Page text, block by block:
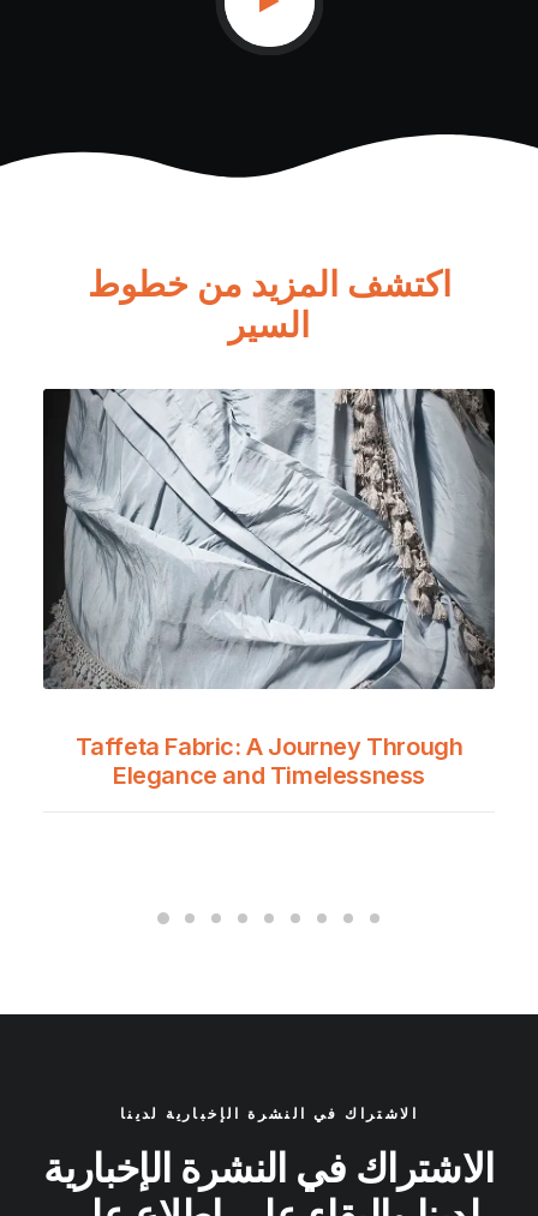
اكتشف المزيد من خطوط
السير
Taffeta Fabric: A Journey Through
Elegance and Timelessness
الاشتراك في النشرة الإخبارية لدينا
الاشتراك في النشرة الإخبارية